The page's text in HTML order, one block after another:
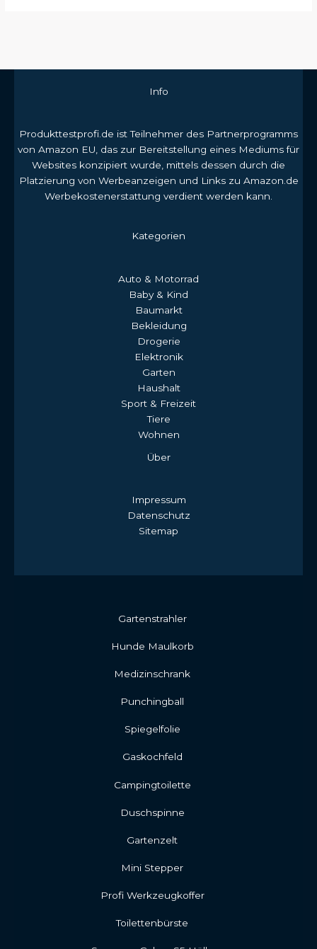
Info
Produkttestprofi.de ist Teilnehmer des Partnerprogramms
von Amazon EU, das zur Bereitstellung eines Mediums für
Websites konzipiert wurde, mittels dessen durch die
Platzierung von Werbeanzeigen und Links zu Amazon.de
Werbekostenerstattung verdient werden kann.
Kategorien
Auto & Motorrad
Baby & Kind
Baumarkt
Bekleidung
Drogerie
Elektronik
Garten
Haushalt
Sport & Freizeit
Tiere
Wohnen
Über
Impressum
Datenschutz
Sitemap
Gartenstrahler
Hunde Maulkorb
Medizinschrank
Punchingball
Spiegelfolie
Gaskochfeld
Campingtoilette
Duschspinne
Gartenzelt
Mini Stepper
Profi Werkzeugkoffer
Toilettenbürste